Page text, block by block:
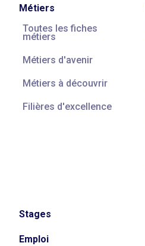
Métiers
Toutes les fiches
métiers
Métiers d'avenir
Métiers à découvrir
Filières d'excellence
Stages
Emploi